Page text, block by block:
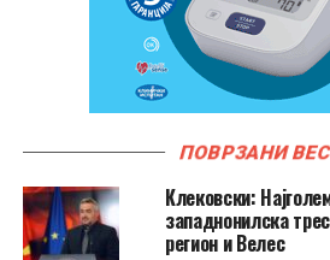
ПОВРЗАНИ
Клековски:
западнонилска
регион и Велес